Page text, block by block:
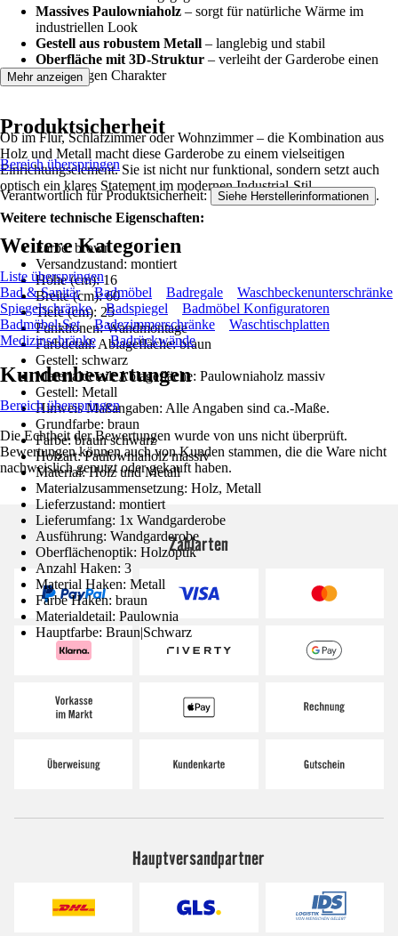
Massives Paulowniaholz – sorgt für natürliche Wärme im
industriellen Look
Gestell aus robustem Metall – langlebig und stabil
Oberfläche mit 3D-Struktur – verleiht der Garderobe einen
einzigartigen Charakter
Ob im Flur, Schlafzimmer oder Wohnzimmer – die Kombination aus
Holz und Metall macht diese Garderobe zu einem vielseitigen
Einrichtungselement. Sie ist nicht nur funktional, sondern setzt auch
optisch ein klares Statement im modernen Industrial-Stil.
Weitere technische Eigenschaften:
Farbe: brown
Versandzustand: montiert
Höhe (cm): 16
Breite (cm): 60
Tiefe (cm): 25
Funktionen: Wandmontage
Farbdetail: Ablagefläche: braun
Gestell: schwarz
Materialdetail: Ablagefläche: Paulowniaholz massiv
Gestell: Metall
Hinweis Maßangaben: Alle Angaben sind ca.-Maße.
Grundfarbe: braun
Farbe: braun schwarz
Holzart: Paulowniaholz massiv
Material: Holz und Metall
Materialzusammensetzung: Holz, Metall
Lieferzustand: montiert
Lieferumfang: 1x Wandgarderobe
Ausführung: Wandgarderobe
Oberflächenoptik: Holzoptik
Anzahl Haken: 3
Material Haken: Metall
Farbe Haken: braun
Materialdetail: Paulownia
Hauptfarbe: Braun|Schwarz
Mehr anzeigen
Produktsicherheit
Bereich überspringen
Verantwortlich für Produktsicherheit: Siehe Herstellerinformationen .
Weitere Kategorien
Liste überspringen
Bad & Sanitär
Badmöbel Badregale
Waschbeckenunterschränke
Spiegelschränke
Badspiegel
Badmöbel Konfiguratoren
Badmöbel-Set
Badezimmerschränke
Waschtischplatten
Medizinschränke
Badrückwände
Kundenbewertungen
Bereich überspringen
Die Echtheit der Bewertungen wurde von uns nicht überprüft.
Bewertungen können auch von Kunden stammen, die die Ware nicht
nachweislich genutzt oder gekauft haben.
Zahlarten
Hauptversandpartner